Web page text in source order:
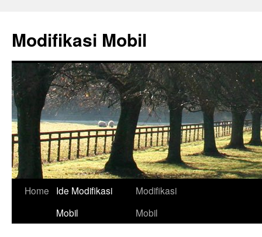
content
Modifikasi Mobil
Home
Ide Modifikasi
Mobil
Modifikasi
Mobil